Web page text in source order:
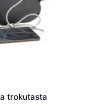
trokutasta